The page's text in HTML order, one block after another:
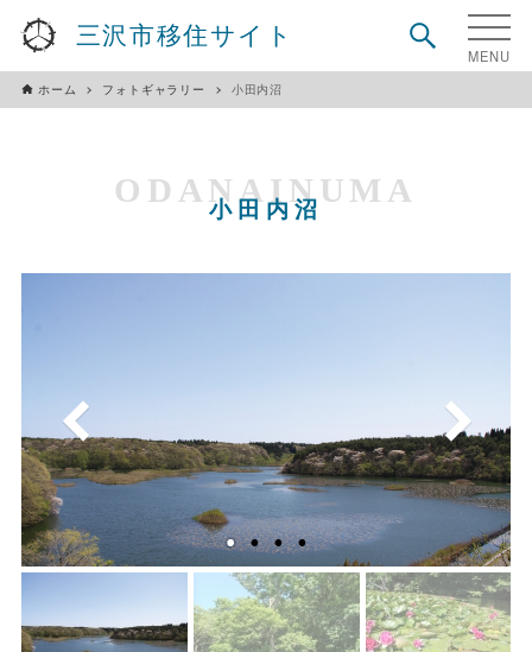
三沢市移住サイト
ホーム フォトギャラリー 小田内沼
ODANAINUMA
小田内沼